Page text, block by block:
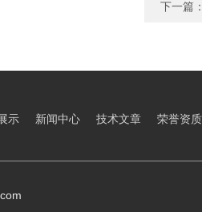
下一篇
示 新闻中心 技术文章 荣誉资质